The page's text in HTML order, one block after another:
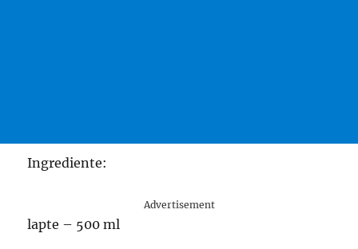
Ingrediente:
Advertisement
lapte – 500 ml